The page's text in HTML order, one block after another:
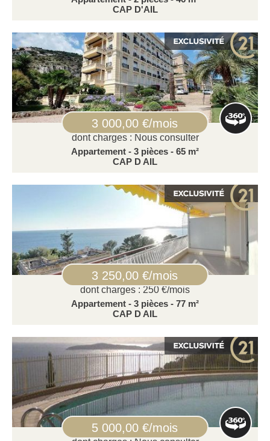
CAP D'AIL
3 000,00 €/mois
dont charges : Nous consulter
Appartement - 3 pièces - 65 m²
CAP D AIL
3 250,00 €/mois
dont charges : 250 €/mois
Appartement - 3 pièces - 77 m²
CAP D AIL
5 000,00 €/mois